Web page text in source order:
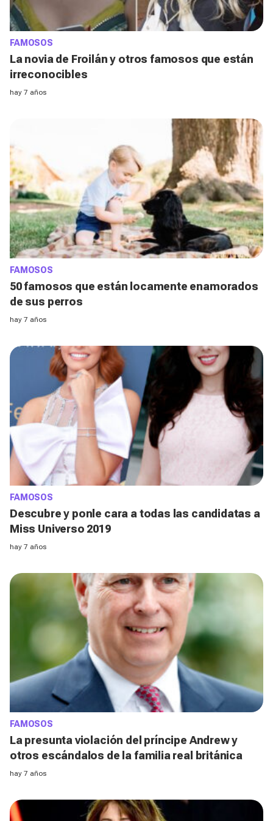
FAMOSOS
La novia de Froilán y otros famosos que están
irreconocibles
hay 7 años
FAMOSOS
50 famosos que están locamente enamorados
de sus perros
hay 7 años
FAMOSOS
Descubre y ponle cara a todas las candidatas a
Miss Universo 2019
hay 7 años
FAMOSOS
La presunta violación del príncipe Andrew y
otros escándalos de la familia real británica
hay 7 años